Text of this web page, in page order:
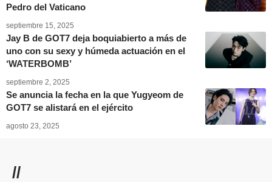
Pedro del Vaticano
septiembre 15, 2025
Jay B de GOT7 deja boquiabierto a más de
uno con su sexy y húmeda actuación en el
‘WATERBOMB’
septiembre 2, 2025
Se anuncia la fecha en la que Yugyeom de
GOT7 se alistará en el ejército
agosto 23, 2025
//